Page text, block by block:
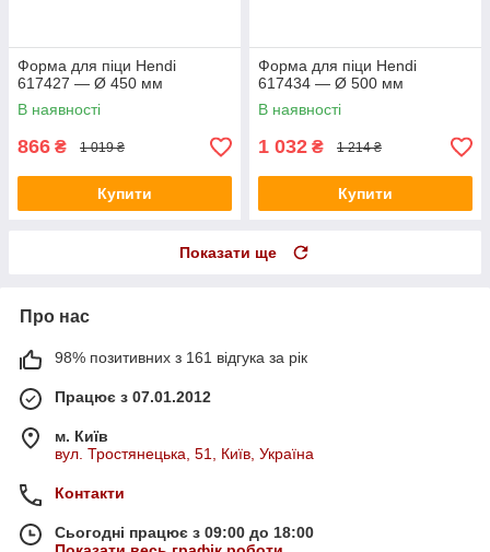
Форма для піци Hendi
617427 — Ø 450 мм
В наявності
866 ₴ 1 019 ₴
Купити
Форма для піци Hendi
617434 — Ø 500 мм
В наявності
1 032 ₴ 1 214 ₴
Купити
Показати ще
Про нас
98% позитивних з 161 відгука за рік
Працює з 07.01.2012
м. Київ
вул. Тростянецька, 51, Київ, Україна
Контакти
Сьогодні працює з 09:00 до 18:00